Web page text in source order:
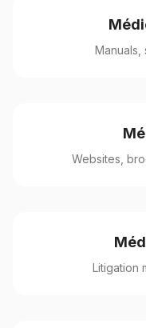
Websites,
Litigation